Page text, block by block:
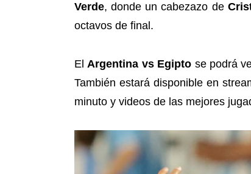
Verde, donde un cabezazo de
octavos de final.
El Argentina vs Egipto se podrá
También estará disponible en
minuto y videos de las mejores